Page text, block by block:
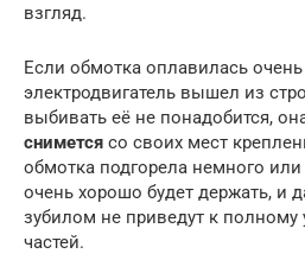
взгляд.
Если обмотка оплавилась
электродвигатель вышел из
выбивать её не понадобится,
снимется со своих мест
обмотка подгорела немного
очень хорошо будет держать, и
зубилом не приведут к
частей.